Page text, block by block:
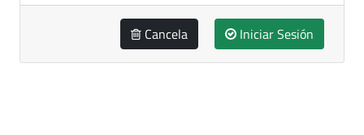
Cancela Iniciar Sesión